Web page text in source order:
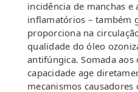
incidência de manchas e
inflamatórios – também
proporciona na
qualidade do óleo
antifúngica. Somada aos
capacidade age
mecanismos causadores